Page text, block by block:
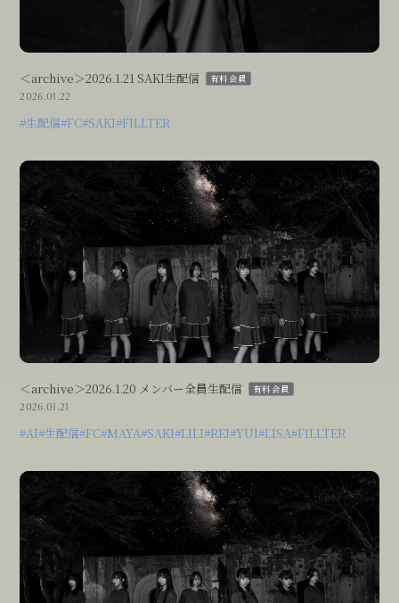
Blog
Movie
Streaming
Thanks Movie
＜archive＞2026.1.21 SAKI生配信 有料会員
2026.01.22
#生配信#FC#SAKI#FILLTER
＜archive＞2026.1.20 メンバー全員生配信 有料会員
2026.01.21
#AI#生配信#FC#MAYA#SAKI#LILI#REI#YUI#LISA#FILLTER